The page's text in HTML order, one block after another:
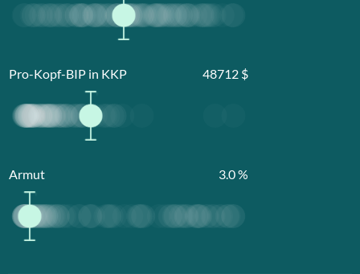
Pro-Kopf-BIP in KKP 48712 $
Armut 3.0%